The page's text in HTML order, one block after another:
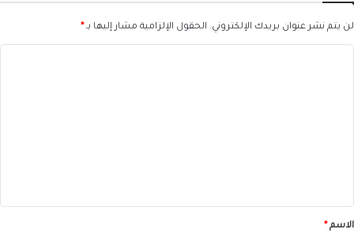
لن يتم نشر عنوان بريدك الإلكتروني. الحقول الإلزامية مشار إليها بـ*
*الاسم*